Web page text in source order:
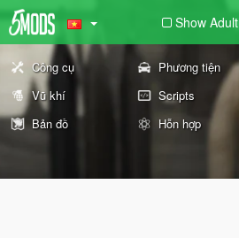
Show Adult
Công cụ Phương tiện
Vũ khí
Scripts
Bản đồ
Hỗn hợp